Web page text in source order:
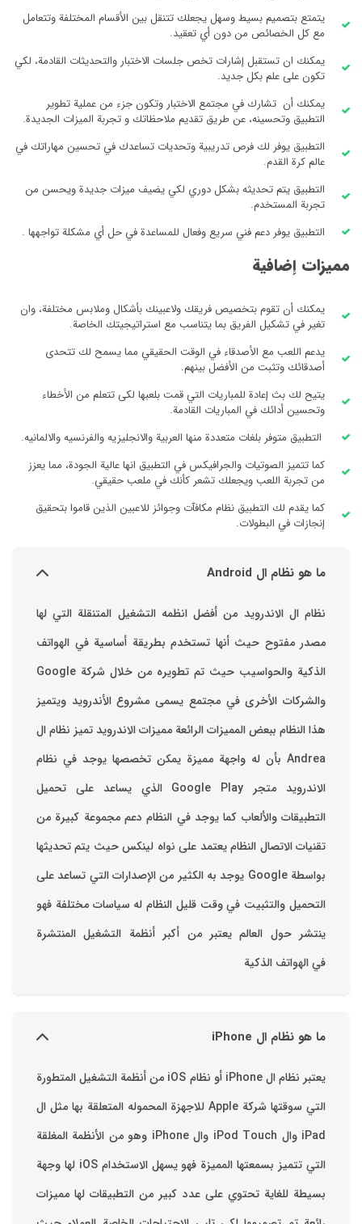
يتمتع بتصميم بسيط وسهل يجعلك تتنقل بين الأقسام المختلفة وتتعامل
مع كل الخصائص من دون أي تعقيد.
يمكنك ان تستقبل إشارات تخص جلسات الاختبار والتحديثات القادمة، لكي
تكون على علم بكل جديد.
يمكنك أن تشارك في مجتمع الاختبار وتكون جزء من عملية تطوير
التطبيق وتحسينه، عن طريق تقديم ملاحظاتك و تجربة الميزات الجديدة.
التطبيق يوفر لك فرص تدريبية وتحديات تساعدك في تحسين مهاراتك في
عالم كرة القدم.
التطبيق يتم تحديثه بشكل دوري لكي يضيف ميزات جديدة ويحسن من
تجربة المستخدم.
التطبيق يوفر دعم فني سريع وفعال للمساعدة في حل أي مشكلة تواجهها .
مميزات إضافية
يمكنك أن تقوم بتخصيص فريقك ولاعبينك بأشكال وملابس مختلفة، وان
تغير في تشكيل الفريق بما يتناسب مع استراتيجيتك الخاصة.
يدعم اللعب مع الأصدقاء في الوقت الحقيقي مما يسمح لك تتحدى
أصدقائك وتثبت من الأفضل بينهم.
يتيح لك بث إعادة للمباريات التي قمت بلعبها لكى تتعلم من الأخطاء
وتحسين أدائك في المباريات القادمة.
التطبيق متوفر بلغات متعددة منها العربية والانجليزيه والفرنسيه والالمانيه.
كما تتميز الصوتيات والجرافيكس في التطبيق انها عالية الجودة، مما يعزز
من تجربة اللعب ويجعلك تشعر كأنك في ملعب حقيقي.
كما يقدم لك التطبيق نظام مكافآت وجوائز للاعبين الذين قاموا بتحقيق
إنجازات في البطولات.
ما هو نظام ال Android
نظام ال الاندرويد من أفضل انظمه التشغيل المتنقلة التي لها
مصدر مفتوح حيث أنها تستخدم بطريقة أساسية في الهواتف
والشركات الأخرى في مجتمع يسمى مشروع الأندرويد ويتميز
هذا النظام ببعض المميزات الرائعة ‏مميزات الاندرويد ‏تميز نظام ال
Andrea بأن له واجهة مميزة يمكن تخصصها ‏يوجد في نظام
الاندرويد متجر Google Play الذي يساعد على تحميل
التطبيقات والألعاب ‏كما يوجد في النظام دعم مجموعة كبيرة من
تقنيات الاتصال ‏النظام يعتمد على نواه لينكس حيث يتم تحديثها
بواسطة ‫Google‬ ‏يوجد به الكثير من الإصدارات التي تساعد على
التحميل والتثبيت في وقت قليل ‏النظام له سياسات مختلفة فهو
ينتشر حول العالم يعتبر من أكبر أنظمة التشغيل المنتشرة
في الهواتف الذكية
ما هو نظام ال iPhone
يعتبر نظام ال iPhone أو نظام iOS من أنظمة التشغيل المتطورة
التي سوقتها شركة Apple للاجهزة المحموله المتعلقة بها مثل ال
iPad وال iPod Touch وال iPhone وهو من الأنظمة المغلقة
التي تتميز بسمعتها المميزة فهو يسهل الاستخدام ‏iOS لها وجهة
بسيطة للغاية تحتوي على عدد كبير من التطبيقات لها مميزات